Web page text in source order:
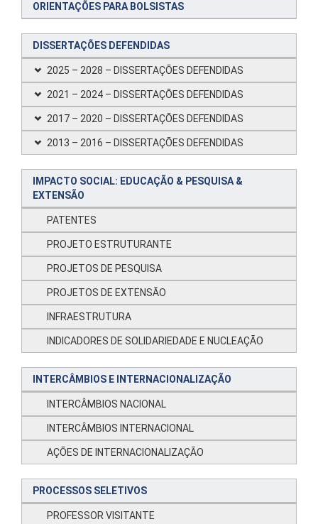
ORIENTAÇÕES PARA BOLSISTAS
DISSERTAÇÕES DEFENDIDAS
2025 – 2028 – DISSERTAÇÕES DEFENDIDAS
2021 – 2024 – DISSERTAÇÕES DEFENDIDAS
2017 – 2020 – DISSERTAÇÕES DEFENDIDAS
2013 – 2016 – DISSERTAÇÕES DEFENDIDAS
IMPACTO SOCIAL: EDUCAÇÃO & PESQUISA &
EXTENSÃO
PATENTES
PROJETO ESTRUTURANTE
PROJETOS DE PESQUISA
PROJETOS DE EXTENSÃO
INFRAESTRUTURA
INDICADORES DE SOLIDARIEDADE E NUCLEAÇÃO
INTERCÂMBIOS E INTERNACIONALIZAÇÃO
INTERCÂMBIOS NACIONAL
INTERCÂMBIOS INTERNACIONAL
AÇÕES DE INTERNACIONALIZAÇÃO
PROCESSOS SELETIVOS
PROFESSOR VISITANTE